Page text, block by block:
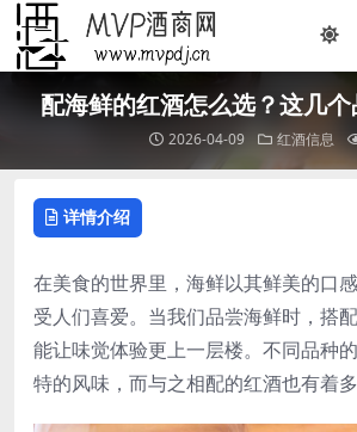
配海鲜的红酒怎么选？这几
2026-04-09 红酒信息
详情介绍
在美食的世界里，海鲜以其鲜美的口
受人们喜爱。当我们品尝海鲜时，搭
能让味觉体验更上一层楼。不同品种
特的风味，而与之相配的红酒也有着多